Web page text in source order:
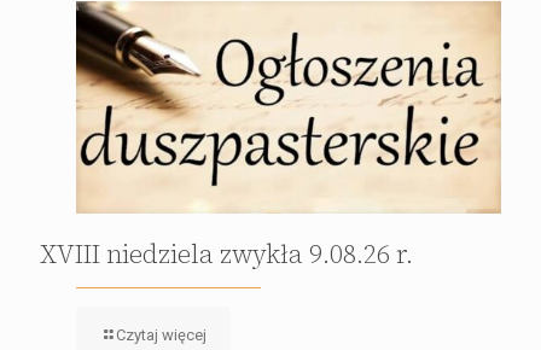
XVIII niedziela zwykła 9.08.26 r.
Czytaj więcej